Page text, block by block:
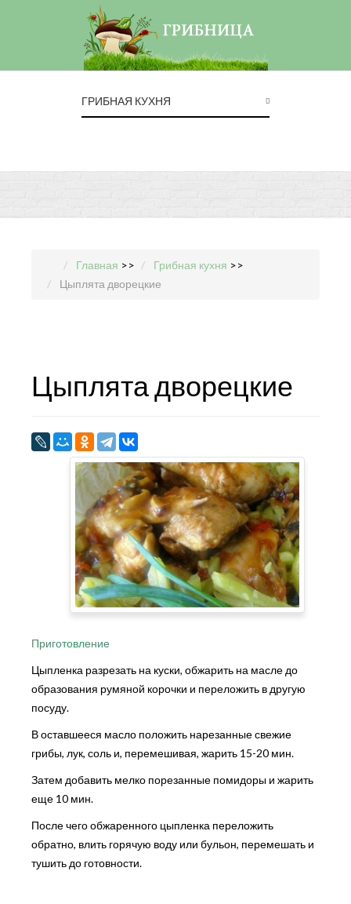
ГРИБНАЯ КУХНЯ
Главная >> Грибная кухня >>
Цыплята дворецкие
Цыплята дворецкие
Приготовление
Цыпленка разрезать на куски, обжарить на масле до
образования румяной корочки и переложить в другую
посуду.
В оставшееся масло положить нарезанные свежие
грибы, лук, соль и, перемешивая, жарить 15-20 мин.
Затем добавить мелко порезанные помидоры и жарить
еще 10 мин.
После чего обжаренного цыпленка переложить
обратно, влить горячую воду или бульон, перемешать и
тушить до готовности.